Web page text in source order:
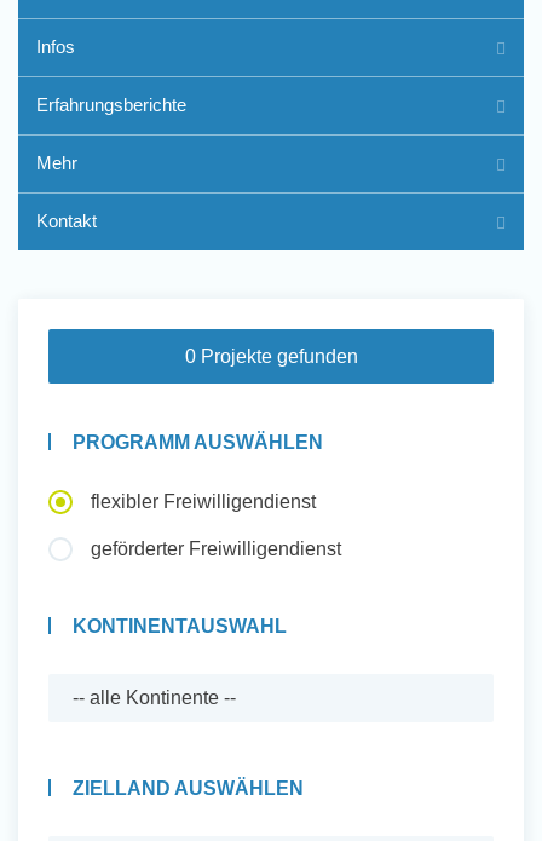
Freiwilligenarbeit im Ausland
- Erfahrungsberichte
Auslandserfahrung Sammeln
und Sozial Engagieren
Initiativbewerbung
Infos
Erfahrungsberichte
Mehr
Kontakt
0 Projekte gefunden
PROGRAMM AUSWÄHLEN
flexibler Freiwilligendienst
geförderter Freiwilligendienst
KONTINENTAUSWAHL
ZIELLAND AUSWÄHLEN